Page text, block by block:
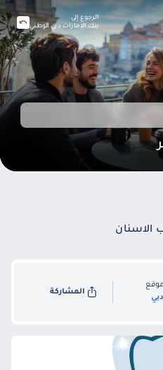
الرجوع إلى
بنك الإمارات دبي الوطني
الاسنان
دبي
المشاركة